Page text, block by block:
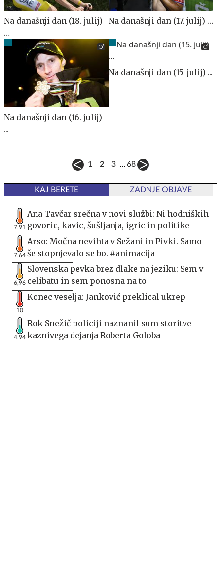
Na današnji dan (18. julij)
…
Na današnji dan (17. julij) …
Na današnji dan (16. julij)
...
Na današnji dan (15. julij) ...
1 2 3 ... 68
KAJ BERETE ZADNJE OBJAVE
7,91
Ana Tavčar srečna v novi službi: Ni hodniških
govoric, kavic, šušljanja, igric in politike
7,64
Arso: Močna nevihta v Sežani in Pivki. Samo
še stopnjevalo se bo. #animacija
6,96
Slovenska pevka brez dlake na jeziku: Sem v
celibatu in sem ponosna na to
10
Konec veselja: Janković preklical ukrep
4,94
Rok Snežič policiji naznanil sum storitve
kaznivega dejanja Roberta Goloba